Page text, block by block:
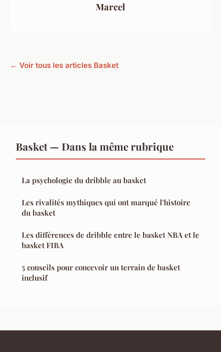
Marcel
← Voir tous les articles Basket
Basket — Dans la même rubrique
La psychologie du dribble au basket
Les rivalités mythiques qui ont marqué l'histoire
du basket
Les différences de dribble entre le basket NBA et le
basket FIBA
5 conseils pour concevoir un terrain de basket
inclusif